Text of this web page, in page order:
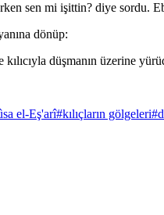
sen mi işittin? diye sordu.
dönüp:
kılıcıyla düşmanın üzerine
el-Eş'arî#kılıçların gölgeleri#